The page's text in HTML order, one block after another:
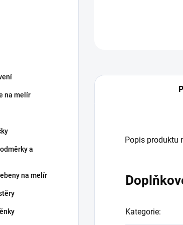
na melír
a
na melír
Popis produktu
Kategorie: